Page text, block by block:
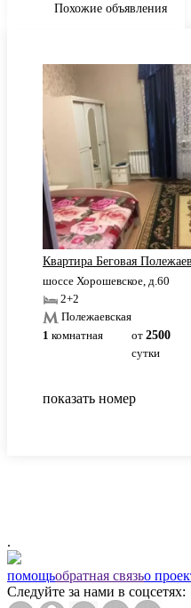
Похожие объявления
Квартира Беговая
шоссе Хорошевское, д.60
2+2
Полежаевская
1 комнатная от 2500
сутки
показать номер
.
помощьобратная связьо
Следуйте за нами в соцсетях: